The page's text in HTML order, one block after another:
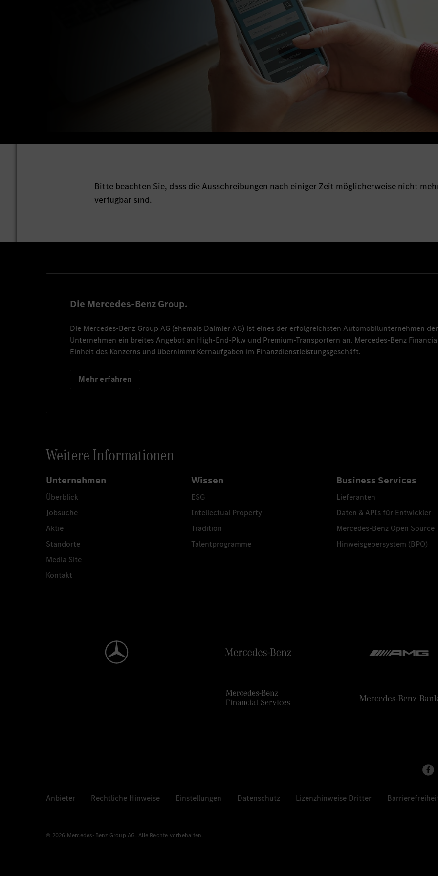
Bitte beachten Sie, dass die Ausschreibungen nach einiger Zeit möglicherweise nicht
verfügbar sind.
Die Mercedes-Benz Group.
Die Mercedes-Benz Group AG (ehemals Daimler AG) ist eines der erfolgreichsten Automobilunternehmen
Unternehmen ein breites Angebot an High-End-Pkw und Premium-Transportern an. Mercedes-Benz
Einheit des Konzerns und übernimmt Kernaufgaben im Finanzdienstleistungsgeschäft.
Mehr erfahren
Weitere Informationen
Unternehmen
Überblick
Jobsuche
Aktie
Standorte
Media Site
Kontakt
Wissen
ESG
Intellectual Property
Tradition
Talentprogramme
Business Services
Lieferanten
Daten & APIs für Entwickler
Mercedes-Benz Open Source
Hinweisgebersystem (BPO)
Anbieter Rechtliche Hinweise Einstellungen Datenschutz Lizenzhinweise Dritter
© 2026 Mercedes-Benz Group AG. Alle Rechte vorbehalten.